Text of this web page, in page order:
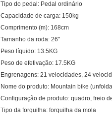
Tipo do pedal: Pedal ordinário
Capacidade de carga: 150kg
Comprimento (m): 168cm
Tamanho da roda: 26"
Peso líquido: 13.5KG
Peso de efetivação: 17.5KG
Engrenagens: 21 velocidades, 24
Nome do produto: Mountain bike
Configuração de produto: quadro, freio
Tipo da forquilha: forquilha da mola